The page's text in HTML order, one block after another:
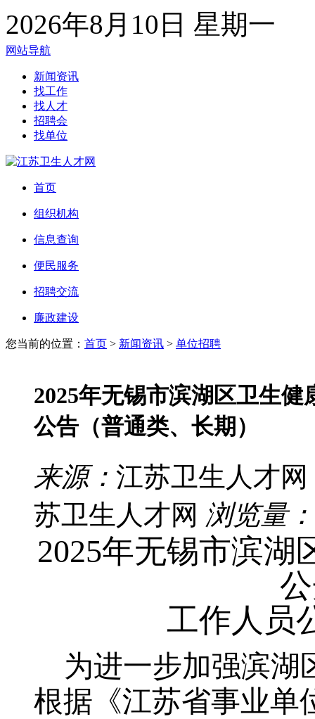
2026年8月10日 星期一
网站导航
新闻资讯
找工作
找人才
招聘会
找单位
首页
组织机构
信息查询
便民服务
招聘交流
廉政建设
您当前的位置： 首页 > 新闻资讯 > 单位招聘
2025年无锡市滨湖区卫生
公告（普通类、长期）
来源： 江苏卫生人才网
苏卫生人才网 浏览量：
2025年无锡市滨湖
工作人员
为进一步加强滨湖
根据《江苏省事业单